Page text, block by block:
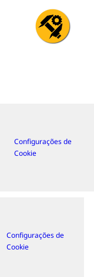
Configurações de
Cookie
Configurações de
Cookie